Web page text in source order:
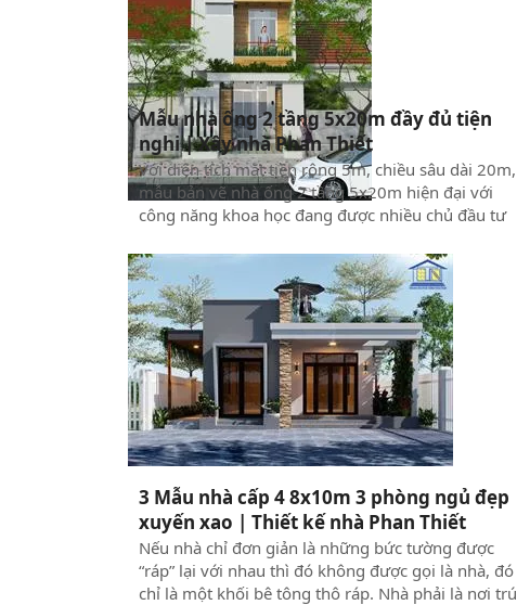
Mẫu nhà ống 2 tầng 5x20m đầy đủ tiện
nghi | Xây nhà Phan Thiết
Với diện tích mặt tiền rộng 5m, chiều sâu dài 20m,
mẫu bản vẽ nhà ống 2 tầng 5x20m hiện đại với
công năng khoa học đang được nhiều chủ đầu tư
phá và chiêm ngưỡng mẫu thiết kế nhà ống 2
tầng, phong cách hiện đại, ngay dưới đây để có
thêm những ý tưởng thiết kế mới, hoàn hảo hơn
cho công trình của gia đình trong tương lai nhé.
3 Mẫu nhà cấp 4 8x10m 3 phòng ngủ đẹp
xuyến xao | Thiết kế nhà Phan Thiết
Nếu nhà chỉ đơn giản là những bức tường được
“ráp” lại với nhau thì đó không được gọi là nhà, đó
chỉ là một khối bê tông thô ráp. Nhà phải là nơi trú